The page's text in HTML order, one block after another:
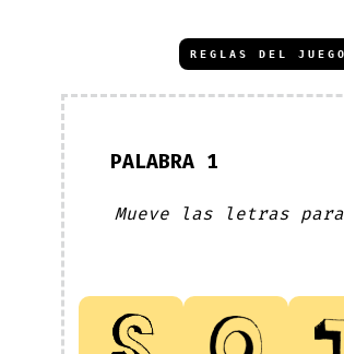
REGLAS DEL JUEGO
PALABRA 1
Mueve las letras